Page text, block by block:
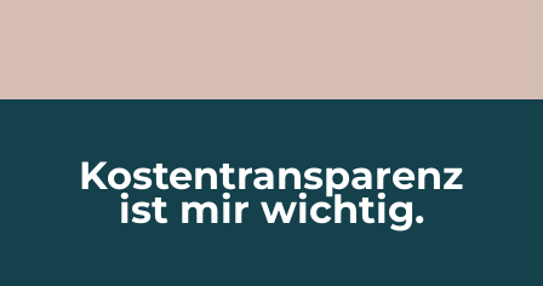
Kostentransparenz
ist mir wichtig.